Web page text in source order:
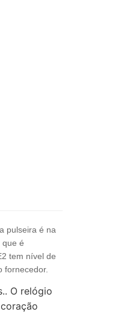
, a pulseira é na
que é
tem nível de
fornecedor.
O relógio